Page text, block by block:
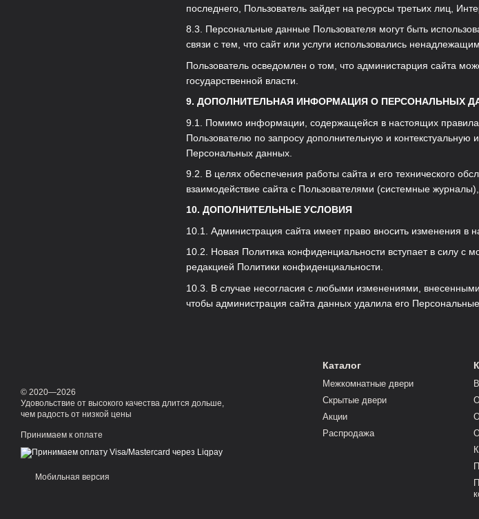
последнего, Пользователь зайдет на ресурсы третьих лиц,
8.3. Персональные данные Пользователя могут быть
связи с тем, что сайт или услуги использовались
Пользователь осведомлен о том, что администарция сайта
государственной власти.
9. ДОПОЛНИТЕЛЬНАЯ ИНФОРМАЦИЯ О ПЕРСОНАЛЬНЫХ
9.1. Помимо информации, содержащейся в настоящих
Пользователю по запросу дополнительную и
Персональных данных.
9.2. В целях обеспечения работы сайта и его технического
взаимодействие сайта с Пользователями (системные
10. ДОПОЛНИТЕЛЬНЫЕ УСЛОВИЯ
10.1. Администрация сайта имеет право вносить изменения в
10.2. Новая Политика конфиденциальности вступает в силу
редакцией Политики конфиденциальности.
10.3. В случае несогласия с любыми изменениями, внесенными
чтобы администрация сайта данных удалила его
© 2020—2026
Удовольствие от высокого качества длится дольше,
чем радость от низкой цены
Принимаем к оплате
Мобильная версия
Каталог
Межкомнатные двери
Скрытые двери
Акции
Распродажа